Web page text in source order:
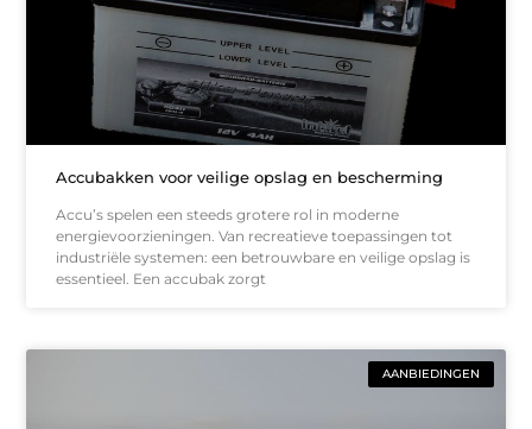
Accubakken voor veilige opslag en bescherming
Accu’s spelen een steeds grotere rol in moderne
energievoorzieningen. Van recreatieve toepassingen tot
industriële systemen: een betrouwbare en veilige opslag is
essentieel. Een accubak zorgt
AANBIEDINGEN